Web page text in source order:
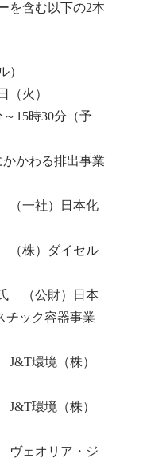
を含む以下の2本
）
火）
時30分（予
わる排出事業
社）日本化
ダイセル
財）日本
チック容器事業
境（株）
境（株）
リア・ジ